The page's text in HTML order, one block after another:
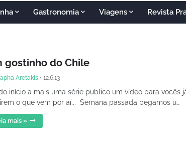
Gastronomia Viagens Revista
gostinho do Chile
Aretakis • 12.6.13
início a mais uma série publico um vídeo para vocês
o que vem por aí... Semana passada pegamos u…
mais »